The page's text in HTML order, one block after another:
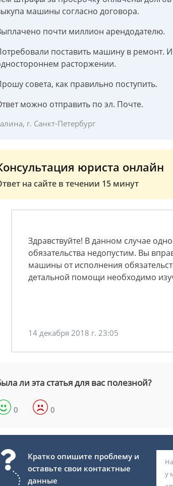
машины согласно договора.
почти миллион арендодателю.
поставить машину в ремонт.
расторжении.
совета, как правильно поступить.
можно отправить по эл. Почте.
г. Санкт-Петербург
юриста онлайн
на сайте в течении 15 минут
Здравствуйте! В данном случае
обязательства недопустим. Вы
машины от исполнения
детальной помощи необходимо
14 декабря 2018 г. 23:05
ли эта статья для вас полезной?
0 0
Кратко опишите проблему и
оставьте свои контактные
данные